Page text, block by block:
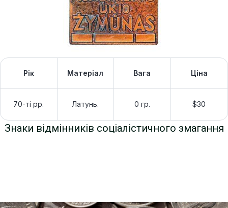
Рік Матеріал Вага Ціна
70-ті рр. Латунь. 0 гр. $30
Знаки відмінників соціалістичного змагання